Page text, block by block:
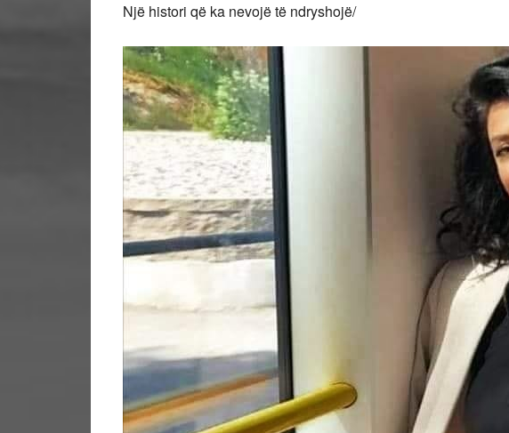
Një histori që ka nevojë të ndryshojë/